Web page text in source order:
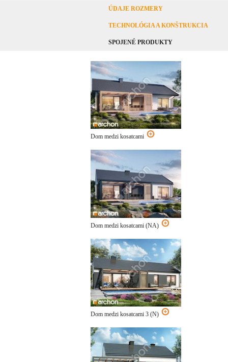
ÚDAJE ROZMERY
TECHNOLÓGIA A KONŠTRUKCIA
SPOJENÉ PRODUKTY
Dom medzi kosatcami
Dom medzi kosatcami (NA)
Dom medzi kosatcami 3 (N)